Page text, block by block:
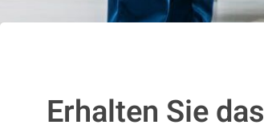
Erhalten Sie das